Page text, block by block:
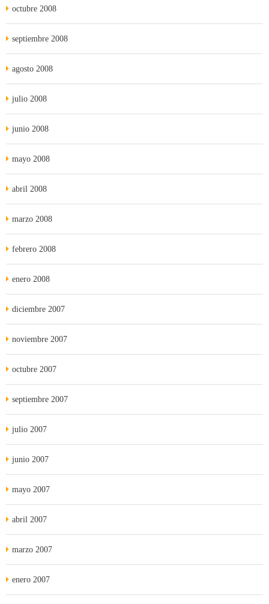
octubre 2008
septiembre 2008
agosto 2008
julio 2008
junio 2008
mayo 2008
abril 2008
marzo 2008
febrero 2008
enero 2008
diciembre 2007
noviembre 2007
octubre 2007
septiembre 2007
julio 2007
junio 2007
mayo 2007
abril 2007
marzo 2007
enero 2007